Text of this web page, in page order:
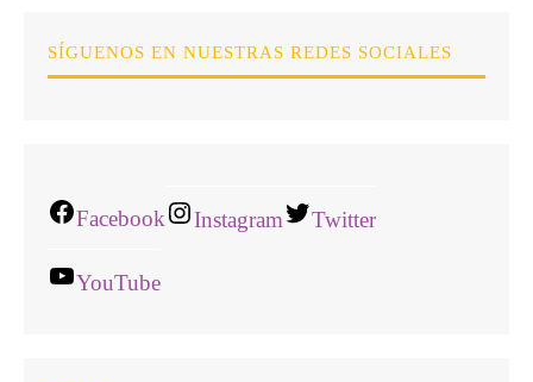
SÍGUENOS EN NUESTRAS REDES SOCIALES
Facebook Instagram Twitter
YouTube